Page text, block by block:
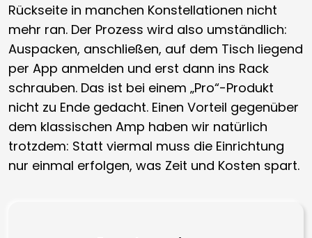
Rückseite in manchen Konstellationen nicht
mehr ran. Der Prozess wird also umständlich:
Auspacken, anschließen, auf dem Tisch liegend
per App anmelden und erst dann ins Rack
schrauben. Das ist bei einem „Pro“-Produkt
nicht zu Ende gedacht. Einen Vorteil gegenüber
dem klassischen Amp haben wir natürlich
trotzdem: Statt viermal muss die Einrichtung
nur einmal erfolgen, was Zeit und Kosten spart.